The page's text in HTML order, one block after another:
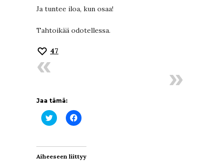
Ja tuntee iloa, kun osaa!
Tahtoikää odotellessa.
47
Jaa tämä:
Jaa
Twitterissä(Avautuu
Jaa
Facebookissa(Avautuu
Aiheeseen liittyy